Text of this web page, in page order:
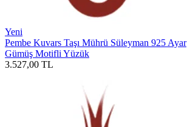
Yeni
Pembe Kuvars Taşı Mührü Süleyman 925 Ayar
Gümüş Motifli Yüzük
3.527,00 TL